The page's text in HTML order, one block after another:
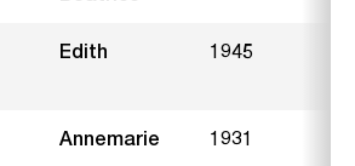
Edith 1945
Annemarie 1931